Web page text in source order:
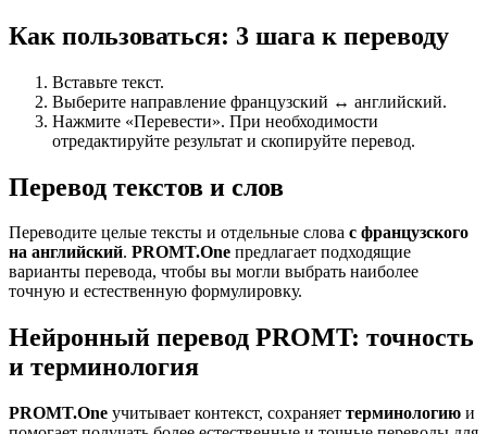
Как пользоваться: 3 шага к переводу
Вставьте текст.
Выберите направление французский ↔ английский.
Нажмите «Перевести». При необходимости
отредактируйте результат и скопируйте перевод.
Перевод текстов и слов
Переводите целые тексты и отдельные слова с французского
на английский. PROMT.One предлагает подходящие
варианты перевода, чтобы вы могли выбрать наиболее
точную и естественную формулировку.
Нейронный перевод PROMT: точность
и терминология
PROMT.One учитывает контекст, сохраняет терминологию и